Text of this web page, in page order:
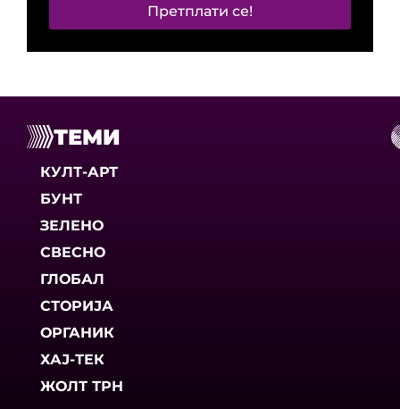
Претплати се!
ТЕМИ
КУЛТ-АРТ
БУНТ
ЗЕЛЕНО
СВЕСНО
ГЛОБАЛ
СТОРИЈА
ОРГАНИК
ХАЈ-ТЕК
ЖОЛТ ТРН